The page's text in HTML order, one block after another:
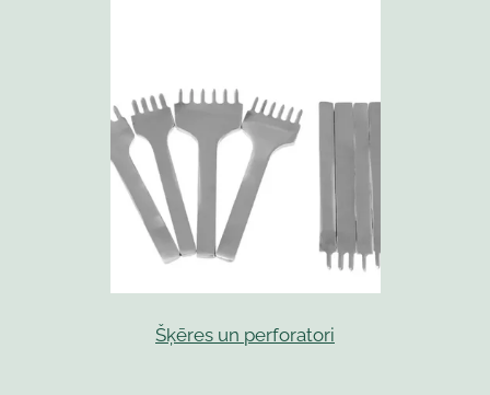
Šķēres un perforatori